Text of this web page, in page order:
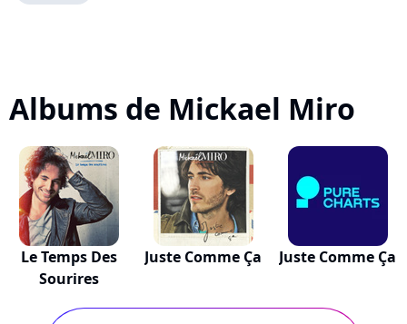
Albums de Mickael Miro
Le Temps Des
Sourires
Juste Comme Ça Juste Comme Ça